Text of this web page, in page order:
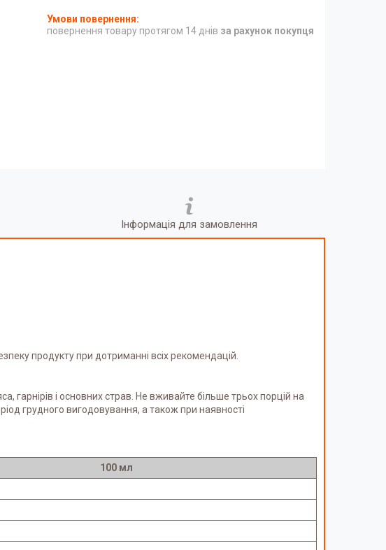
повернення товару протягом 14 днів за рахунок покупця
Інформація для замовлення
продукту при дотриманні всіх рекомендацій.
і основних страв. Не вживайте більше трьох порцій на
грудного вигодовування, а також при наявності
100 мл